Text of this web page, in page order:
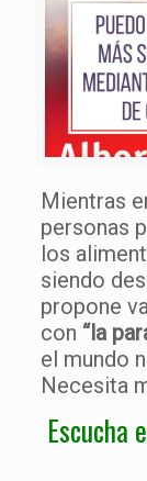
Mientras
personas
los
siendo
propone
con “la
el mundo
Necesita
Escucha